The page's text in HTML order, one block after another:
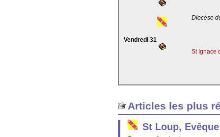
Diocèse
Vendredi 31
St Ignace
Articles les plus
St Loup,